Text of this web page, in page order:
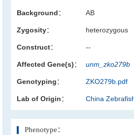
Background： AB
Zygosity： heterozygous
Construct： --
Affected Gene(s)： unm_zko279b
Genotyping： ZKO279b.pdf
Lab of Origin： China
Phenotype：